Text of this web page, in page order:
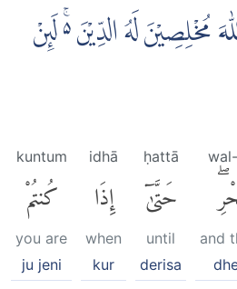
لَهُ الدِّيْنَ ەۚ لَىِٕنْ
and
ḥattā
حَتَّىٰٓ
until
derisa
idhā
إِذَا
when
kur
kuntum
كُنتُمْ
you are
ju jeni